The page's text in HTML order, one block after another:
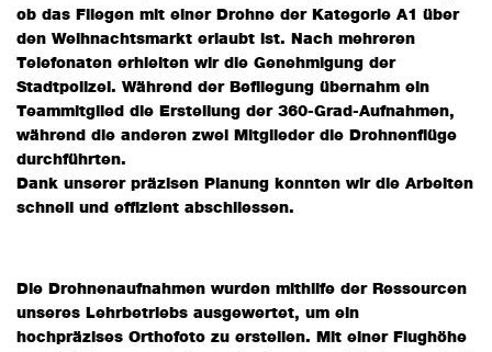
ob das Fliegen mit einer Drohne der Kategorie A1 über
den Weihnachtsmarkt erlaubt ist. Nach mehreren
Telefonaten erhielten wir die Genehmigung der
Stadtpolizei. Während der Befliegung übernahm ein
Teammitglied die Erstellung der 360-Grad-Aufnahmen,
während die anderen zwei Mitglieder die Drohnenflüge
durchführten.
Dank unserer präzisen Planung konnten wir die Arbeiten
schnell und effizient abschliessen.
Die Drohnenaufnahmen wurden mithilfe der Ressourcen
unseres Lehrbetriebs ausgewertet, um ein
hochpräzises Orthofoto zu erstellen. Mit einer Flughöhe